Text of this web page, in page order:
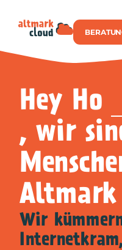
Hey Ho
, wir
Altmark
Wir